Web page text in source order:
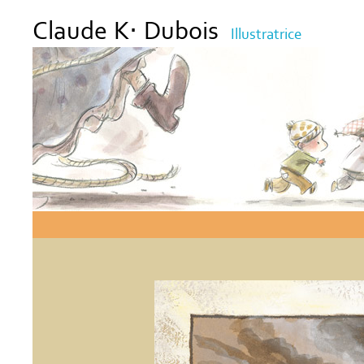
Claude K⋅ Dubois Illustratrice